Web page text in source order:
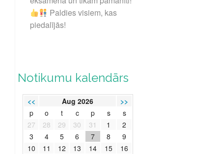
Paldies visiem, kas
piedalījās!
Notikumu kalendārs
<< Aug 2026
>>
p
o t c p s
s
27
28 29 30 31 1
2
3
4 5 6 7 8
9
10
11 12 13 14 15
16